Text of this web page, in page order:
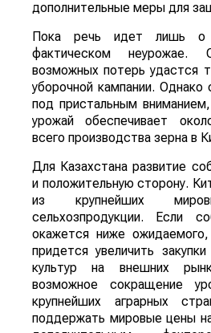
дополнительные меры для
Пока речь идет лишь
фактическом неурожае.
возможных потерь удастся
уборочной кампании. Однако
под пристальным
урожай обеспечивает
всего производства зерна в
Для Казахстана развитие
и положительную сторону.
из крупнейших
сельхозпродукции. Если
окажется ниже
придется увеличить
культур на внешних
возможное сокращение
крупнейших аграрных
поддержать мировые цены